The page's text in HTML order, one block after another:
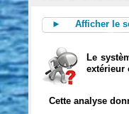
► Afficher le
Le
extérieur
Cette analyse